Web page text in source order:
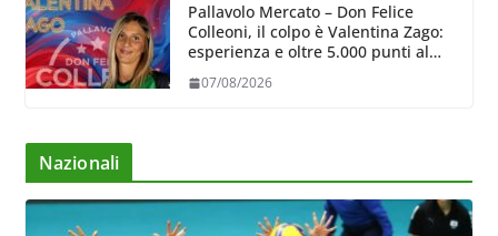
Pallavolo Mercato – Don Felice
Colleoni, il colpo è Valentina Zago:
esperienza e oltre 5.000 punti al
07/08/2026
Nazionali